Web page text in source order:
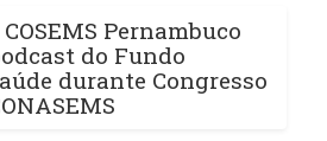
Pernambuco
do Fundo
durante Congresso